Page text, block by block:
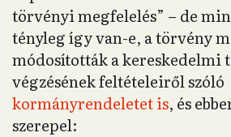
törvényi megfelelés” – de
tényleg így van-e, a törvény
módosították a kereskedelmi
végzésének feltételeiről szóló
kormányrendeletet is, és
szerepel: